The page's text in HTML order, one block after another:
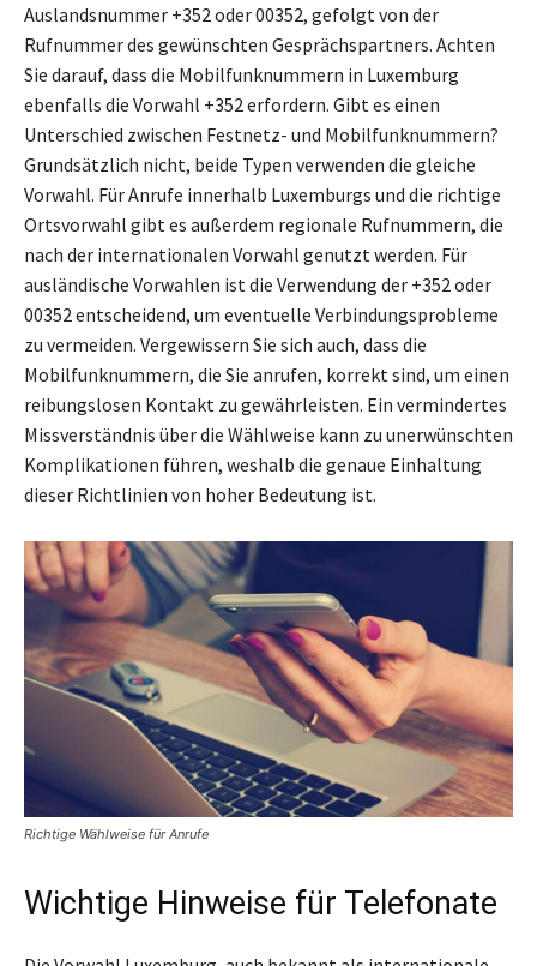
Auslandsnummer +352 oder 00352, gefolgt von der
Rufnummer des gewünschten Gesprächspartners. Achten
Sie darauf, dass die Mobilfunknummern in Luxemburg
ebenfalls die Vorwahl +352 erfordern. Gibt es einen
Unterschied zwischen Festnetz- und Mobilfunknummern?
Grundsätzlich nicht, beide Typen verwenden die gleiche
Vorwahl. Für Anrufe innerhalb Luxemburgs und die richtige
Ortsvorwahl gibt es außerdem regionale Rufnummern, die
nach der internationalen Vorwahl genutzt werden. Für
ausländische Vorwahlen ist die Verwendung der +352 oder
00352 entscheidend, um eventuelle Verbindungsprobleme
zu vermeiden. Vergewissern Sie sich auch, dass die
Mobilfunknummern, die Sie anrufen, korrekt sind, um einen
reibungslosen Kontakt zu gewährleisten. Ein vermindertes
Missverständnis über die Wählweise kann zu unerwünschten
Komplikationen führen, weshalb die genaue Einhaltung
dieser Richtlinien von hoher Bedeutung ist.
Richtige Wählweise für Anrufe
Wichtige Hinweise für Telefonate